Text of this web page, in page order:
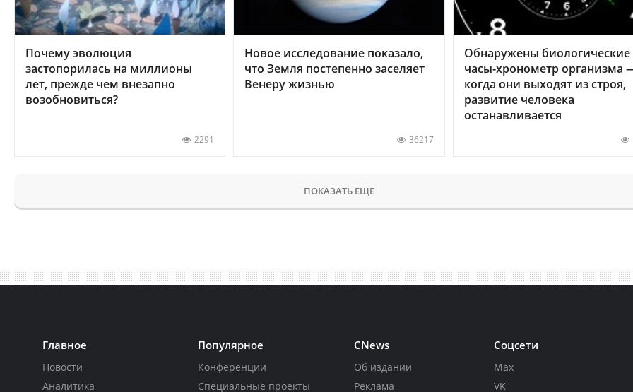
Почему эволюция
застопорилась на миллионы
лет, прежде чем внезапно
возобновиться?
2291
Новое исследование показало,
что Земля постепенно заселяет
Венеру жизнью
36217
Обнаружены биологические
часы-хронометр организма
когда они выходят из строя,
развитие человека
останавливается
ПОКАЗАТЬ ЕЩЕ
Главное
Новости
Аналитика
Популярное
Конференции
Специальные проекты
CNews
Об издании
Реклама
Соцсети
Max
VK